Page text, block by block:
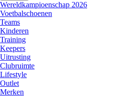
Wereldkampioenschap 2026
Voetbalschoenen
Teams
Kinderen
Training
Keepers
Uitrusting
Clubruimte
Lifestyle
Outlet
Merken